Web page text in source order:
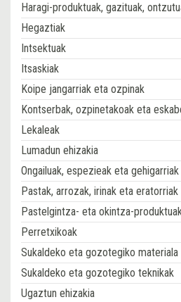
Haragi-produktuak, gazituak,
Hegaztiak
Intsektuak
Itsaskiak
Koipe jangarriak eta ozpinak
Kontserbak, ozpinetakoak eta
Lekaleak
Lumadun ehizakia
Ongailuak, espezieak eta gehigarriak
Pastak, arrozak, irinak eta eratorriak
Pastelgintza- eta okintza-
Perretxikoak
Sukaldeko eta gozotegiko materiala
Sukaldeko eta gozotegiko teknikak
Ugaztun ehizakia